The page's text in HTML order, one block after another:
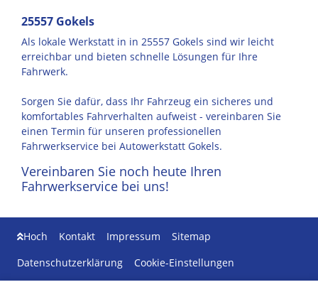
25557 Gokels
Als lokale Werkstatt in in 25557 Gokels sind wir leicht
erreichbar und bieten schnelle Lösungen für Ihre
Fahrwerk.
Sorgen Sie dafür, dass Ihr Fahrzeug ein sicheres und
komfortables Fahrverhalten aufweist - vereinbaren Sie
einen Termin für unseren professionellen
Fahrwerkservice bei Autowerkstatt Gokels.
Vereinbaren Sie noch heute Ihren
Fahrwerkservice bei uns!
Hoch Kontakt Impressum
Sitemap
Datenschutzerklärung
Cookie-Einstellungen